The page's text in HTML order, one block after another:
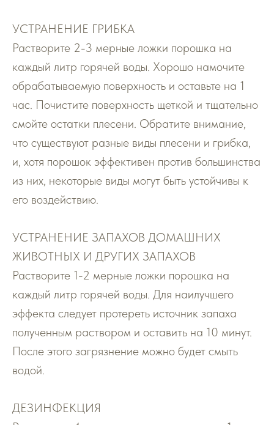
УСТРАНЕНИЕ ГРИБКА
Растворите 2-3 мерные ложки порошка на
каждый литр горячей воды. Хорошо намочите
обрабатываемую поверхность и оставьте на 1
час. Почистите поверхность щеткой и тщательно
смойте остатки плесени. Обратите внимание,
что существуют разные виды плесени и грибка,
и, хотя порошок эффективен против большинства
из них, некоторые виды могут быть устойчивы к
его воздействию.
УСТРАНЕНИЕ ЗАПАХОВ ДОМАШНИХ
ЖИВОТНЫХ И ДРУГИХ ЗАПАХОВ
Растворите 1-2 мерные ложки порошка на
каждый литр горячей воды. Для наилучшего
эффекта следует протереть источник запаха
полученным раствором и оставить на 10 минут.
После этого загрязнение можно будет смыть
водой.
ДЕЗИНФЕКЦИЯ